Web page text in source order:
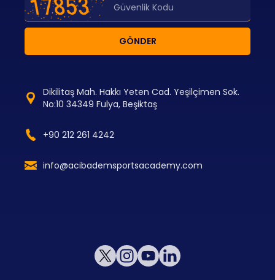
GÖNDER
Dikilitaş Mah. Hakkı Yeten Cad. Yeşilçimen Sok.
No:10 34349 Fulya, Beşiktaş
+90 212 261 4242
info@acibademsportsacademy.com